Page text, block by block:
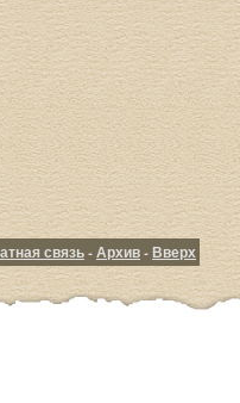
связь-Архив-Вверх